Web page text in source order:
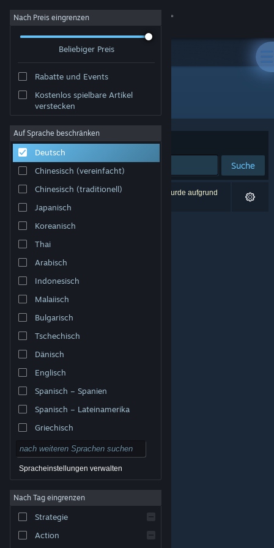
Anmelden
Info
Support
Sprache ändern
Steam-Mobile-App herunterladen
Desktopversion anzeigen
© Valve Corporation. Alle Rechte vorbehalten. Alle
USA und anderen Ländern.
Rechtliches
Barrierefreiheit
Nutzungsvertrag
Nach Preis eingrenzen
Beliebiger Preis
Rabatte und Events
Kostenlos spielbare Artikel
verstecken
Auf Sprache beschränken
Deutsch
Chinesisch (vereinfacht)
Chinesisch (traditionell)
Japanisch
Koreanisch
Thai
Arabisch
Indonesisch
Malaiisch
Bulgarisch
Tschechisch
Dänisch
Englisch
Spanisch – Spanien
Spanisch – Lateinamerika
Griechisch
Spracheinstellungen verwalten
Nach Tag eingrenzen
Strategie
Action
Entwickler: Stone Pixel Games, LLC.
Sortieren nach Relevanz
Suche
0 Ergebnisse entsprechen Ihrer Suche. 1 Titel wurde aufgrund
Ihrer Einstellungen ausgeschlossen.